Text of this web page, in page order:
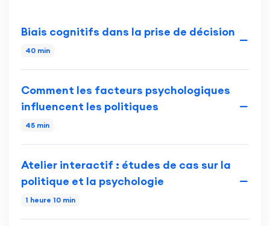
Biais cognitifs dans la prise de décision
40 min
Comment les facteurs psychologiques
influencent les politiques
45 min
Atelier interactif : études de cas sur la
politique et la psychologie
1 heure 10 min